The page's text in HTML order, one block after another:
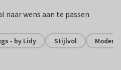
wens aan te passen
- by Lidy Stijlvol Modern